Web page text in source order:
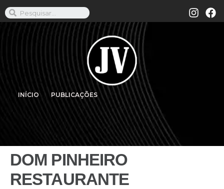
INÍCIO PUBLICAÇÕES
DOM PINHEIRO
RESTAURANTE